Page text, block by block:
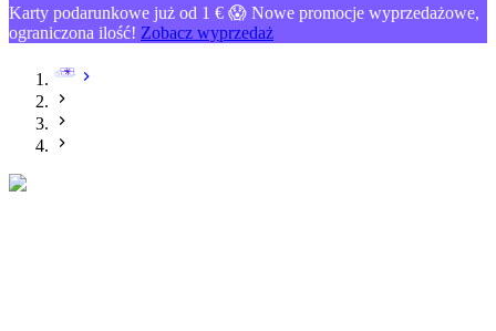
Karty podarunkowe już od 1 € 😱 Nowe promocje wyprzedażowe,
ograniczona ilość! Zobacz wyprzedaż